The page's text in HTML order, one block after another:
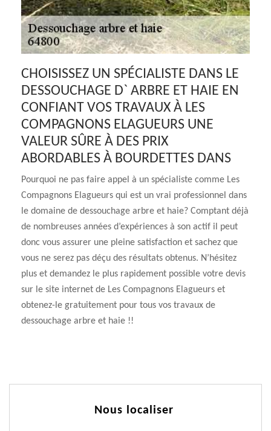
CHOISISSEZ UN SPÉCIALISTE DANS LE
DESSOUCHAGE D` ARBRE ET HAIE EN
CONFIANT VOS TRAVAUX À LES
COMPAGNONS ELAGUEURS UNE
VALEUR SÛRE À DES PRIX
ABORDABLES À BOURDETTES DANS
Pourquoi ne pas faire appel à un spécialiste comme Les
Compagnons Elagueurs qui est un vrai professionnel dans
le domaine de dessouchage arbre et haie? Comptant déjà
de nombreuses années d’expériences à son actif il peut
donc vous assurer une pleine satisfaction et sachez que
vous ne serez pas déçu des résultats obtenus. N’hésitez
plus et demandez le plus rapidement possible votre devis
sur le site internet de Les Compagnons Elagueurs et
obtenez-le gratuitement pour tous vos travaux de
dessouchage arbre et haie !!
Nous localiser